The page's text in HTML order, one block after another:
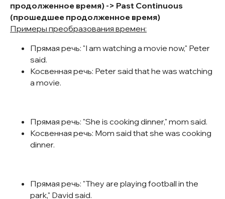
продолженное время) -> Past Continuous
(прошедшее продолженное время)
Примеры преобразования времен:
Прямая речь: "I am watching a movie now," Peter
said.
Косвенная речь: Peter said that he was watching
a movie.
Прямая речь: "She is cooking dinner," mom said.
Косвенная речь: Mom said that she was cooking
dinner.
Прямая речь: "They are playing football in the
park," David said.